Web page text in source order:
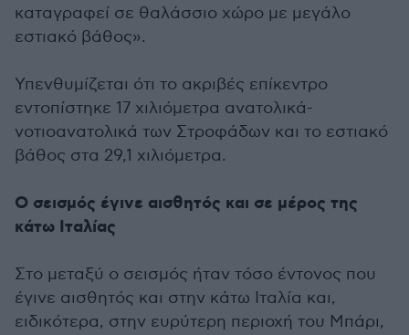
καταγραφεί σε θαλάσσιο χώρο με μεγάλο
εστιακό βάθος».
Υπενθυμίζεται ότι το ακριβές επίκεντρο
εντοπίστηκε 17 χιλιόμετρα ανατολικά-
νοτιοανατολικά των Στροφάδων και το εστιακό
βάθος στα 29,1 χιλιόμετρα.
Ο σεισμός έγινε αισθητός και σε μέρος της
κάτω Ιταλίας
Στο μεταξύ ο σεισμός ήταν τόσο έντονος που
έγινε αισθητός και στην κάτω Ιταλία και,
ειδικότερα, στην ευρύτερη περιοχή του Μπάρι,